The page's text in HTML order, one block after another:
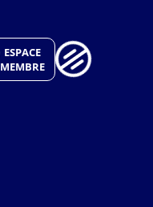
ESPACE
MEMBRE